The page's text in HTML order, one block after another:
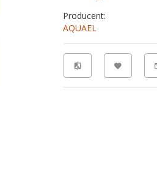
Producent:
AQUAEL